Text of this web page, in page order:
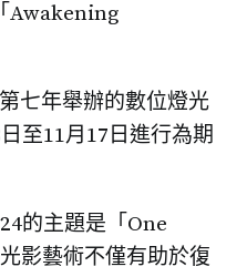
Awakening
七年舉辦的數位燈光
至11月17日進行為期
的主題是「One
影藝術不僅有助於復